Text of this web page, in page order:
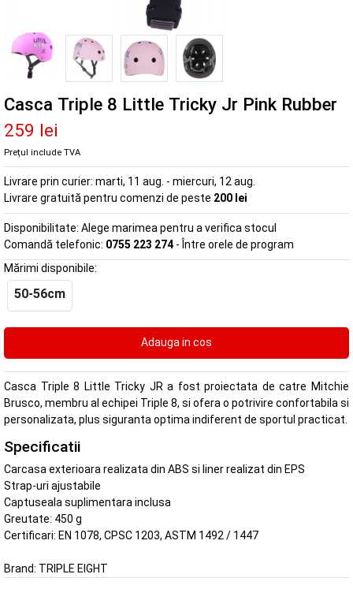
Casca Triple 8 Little Tricky Jr Pink Rubber
259 lei
Prețul include TVA
Livrare prin curier: marti, 11 aug. - miercuri, 12 aug.
Livrare gratuită pentru comenzi de peste 200 lei
Disponibilitate: Alege marimea pentru a verifica stocul
Comandă telefonic: 0755 223 274 - Între orele de program
Mărimi disponibile:
50-56cm
Casca Triple 8 Little Tricky JR a fost proiectata de catre Mitchie
Brusco, membru al echipei Triple 8, si ofera o potrivire confortabila si
personalizata, plus siguranta optima indiferent de sportul practicat.
Specificatii
Carcasa exterioara realizata din ABS si liner realizat din EPS
Strap-uri ajustabile
Captuseala suplimentara inclusa
Greutate: 450 g
Certificari: EN 1078, CPSC 1203, ASTM 1492 / 1447
Brand: TRIPLE EIGHT